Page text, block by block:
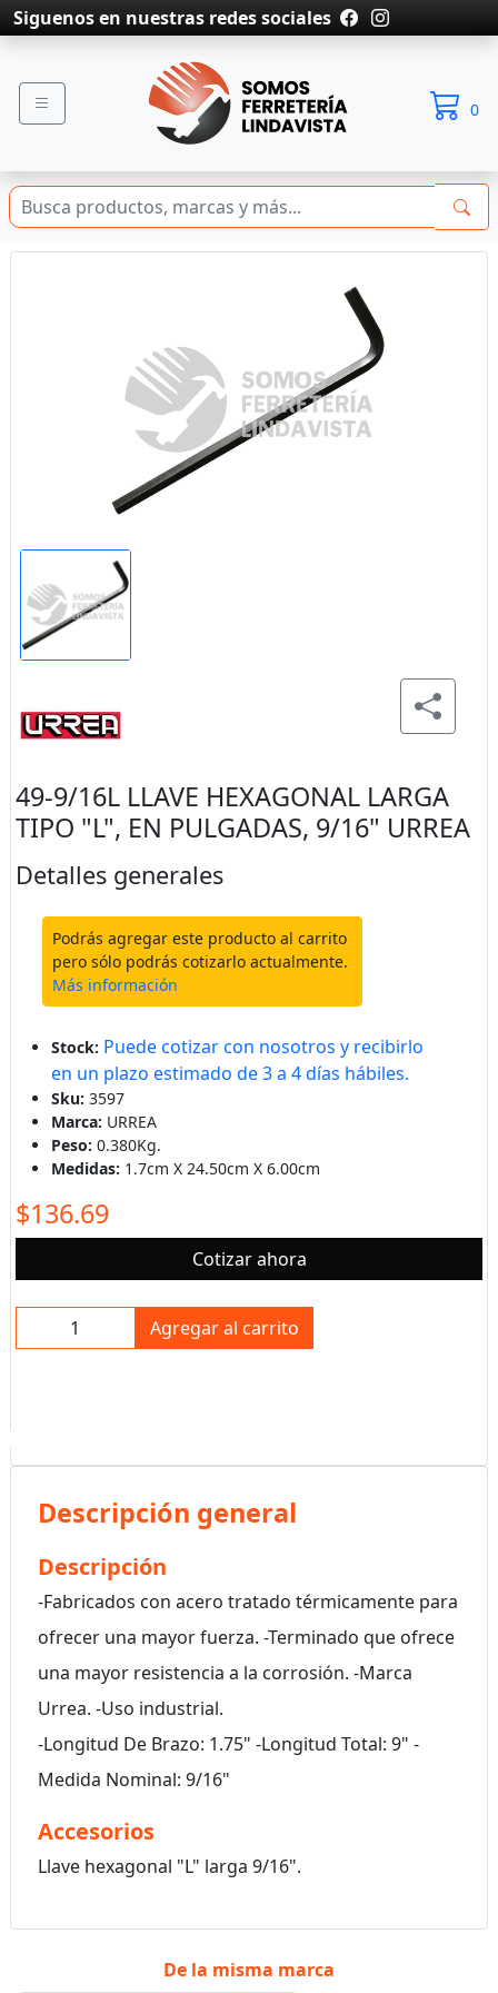
Siguenos en nuestras redes sociales
0
49-9/16L LLAVE HEXAGONAL LARGA
TIPO "L", EN PULGADAS, 9/16" URREA
Detalles generales
Podrás agregar este producto al carrito
pero sólo podrás cotizarlo actualmente.
Más información
Stock: Puede cotizar con nosotros y recibirlo
en un plazo estimado de 3 a 4 días hábiles.
Sku: 3597
Marca: URREA
Peso: 0.380Kg.
Medidas: 1.7cm X 24.50cm X 6.00cm
$136.69
Cotizar ahora
Agregar al carrito
Descripción general
Descripción
-Fabricados con acero tratado térmicamente para
ofrecer una mayor fuerza. -Terminado que ofrece
una mayor resistencia a la corrosión. -Marca
Urrea. -Uso industrial.
-Longitud De Brazo: 1.75" -Longitud Total: 9" -
Medida Nominal: 9/16"
Accesorios
Llave hexagonal "L" larga 9/16".
De la misma marca